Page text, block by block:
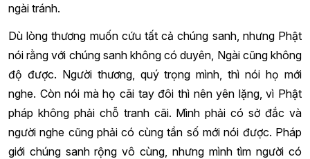
ngài tránh.
Dù lòng thương muốn cứu tất cả chúng sanh, nhưng Phật
nói rằng với chúng sanh không có duyên, Ngài cũng không
độ được. Người thương, quý trọng mình, thì nói họ mới
nghe. Còn nói mà họ cãi tay đôi thì nên yên lặng, vì Phật
pháp không phải chỗ tranh cãi. Mình phải có sở đắc và
người nghe cũng phải có cùng tần số mới nói được. Pháp
giới chúng sanh rộng vô cùng, nhưng mình tìm người có